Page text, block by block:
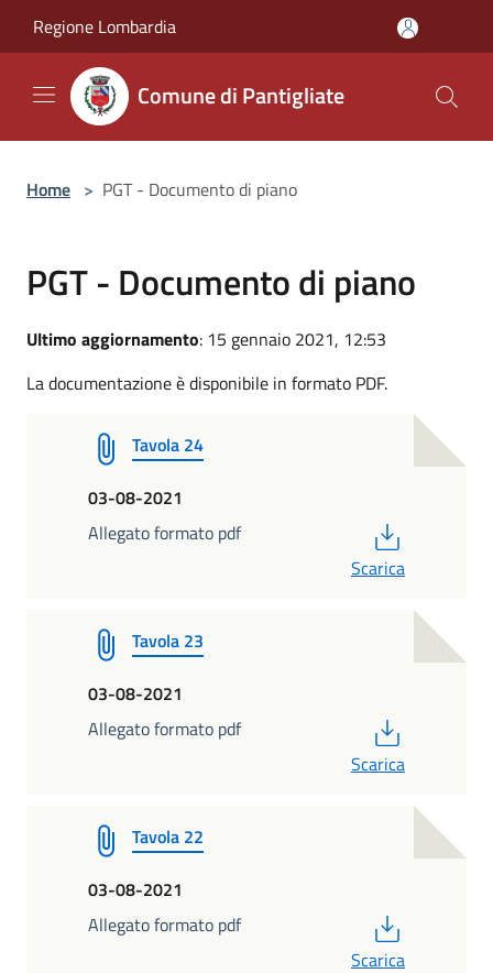
Regione Lombardia
Comune di Pantigliate
Home > PGT - Documento di piano
PGT - Documento di piano
Ultimo aggiornamento: 15 gennaio 2021, 12:53
La documentazione è disponibile in formato PDF.
Tavola 24
03-08-2021
Allegato formato pdf
Scarica
Tavola 23
03-08-2021
Allegato formato pdf
Scarica
Tavola 22
03-08-2021
Allegato formato pdf
Scarica